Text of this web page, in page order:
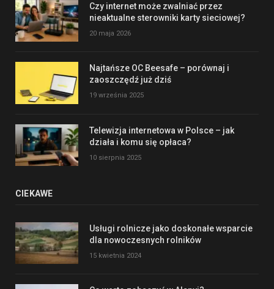
Czy internet może zwalniać przez
nieaktualne sterowniki karty sieciowej?
20 maja 2026
Najtańsze OC Beesafe – porównaj i
zaoszczędź już dziś
19 września 2025
Telewizja internetowa w Polsce – jak
działa i komu się opłaca?
10 sierpnia 2025
CIEKAWE
Usługi rolnicze jako doskonałe wsparcie
dla nowoczesnych rolników
15 kwietnia 2024